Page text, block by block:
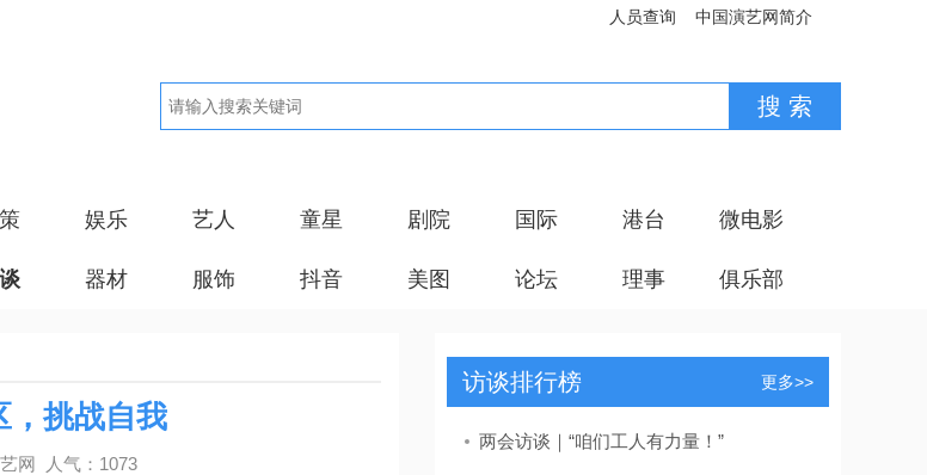
人员查询 中国演艺网简介
娱乐 艺人 童星 剧院 国际 港台 微电影
器材 服饰 抖音 美图 论坛 理事 俱乐部
，挑战自我
网 人气：1073
访谈排行榜 更多>>
两会访谈｜“咱们工人有力量！”